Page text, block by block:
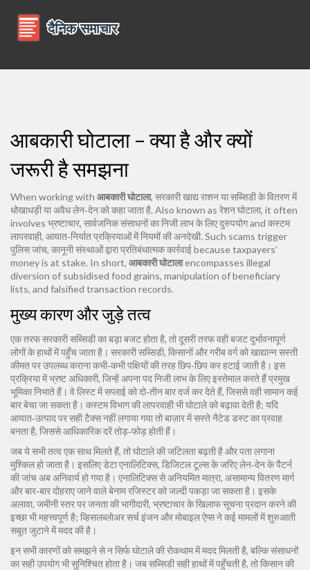
आबकारी घोटाला – क्या है और क्यों
जरूरी है समझना
When working with आबकारी घोटाला, सरकारी खाद्य राशन या सब्सिडी के वितरण में
धोखाधड़ी या अवैध लेन‑देन को कहा जाता है. Also known as रेशन घोटाला, it often
involves भ्रष्टाचार, सार्वजनिक संसाधनों का निजी लाभ के लिए दुरुपयोगand कस्टम
लापरवाही, आयात‑निर्यात प्रक्रियाओं में नियमों की अनदेखी. Such scams trigger
पुलिस जांच, कानूनी संस्थाओं द्वारा प्रतिबंधात्मक कार्रवाईbecause taxpayers’
money is at stake. In short, आबकारी घोटालाencompasses illegal
diversion of subsidised food grains, manipulation of beneficiary
lists, and falsified transaction records.
मुख्य कारण और जुड़े तत्व
एक तरफ सरकारी सब्सिडी का बड़ा बजट होता है, तो दूसरी तरफ वही बजट दुर्भावनापूर्ण
लोगों के हाथों में पहुँच जाता है। सरकारी सब्सिडी, किसानों और गरीब वर्ग को खाद्यान्न सस्ती
कीमत पर उपलब्ध करानाकभी‑कभी पक्षियों की तरह छिप‑छिप कर हटाई जाती है। इस
प्रक्रिया मेंभ्रष्ट अधिकारी, जिन्हें अपना पद निजी लाभ के लिए इस्तेमाल करते हैंप्रमुख
भूमिका निभाते हैं। वे लिस्ट में सप्लाई को दो‑तीन बार दर्ज कर देते हैं, जिससे वही सामान कई
बार बेचा जा सकता है। कस्टम विभाग की लापरवाही भी घोटाले को बढ़ावा देती है; यदि
आयात‑उत्पाद पर सही टैक्स नहीं लगाया गया तो बाज़ार में सस्ते नैटेड डस्ट का प्रवाह
बनता है, जिससे आधिकारिक दरें तोड़‑फोड़ होती हैं।
जब ये सभी तत्व एक साथ मिलते हैं, तो घोटाले की जटिलता बढ़ती है और पता लगाना
मुश्किल हो जाता है। इसलिएडेटा एनालिटिक्स, डिजिटल टूल्स के जरिए लेन‑देन के पैटर्न
की जांचअब अनिवार्य हो गया है। एनालिटिक्स से अनियमित मात्रा, असामान्य वितरण मार्ग
और बार‑बार दोहराए जाने वाले बेनाम रजिस्टर को जल्दी पकड़ा जा सकता है। इसके
अलावा, जमीनी स्तर परजनता की भागीदारी, भ्रष्टाचार के खिलाफ सूचना प्रदान करने की
इच्छाभी महत्त्वपूर्ण है; व्हिसलब्लोअर सर्च इंजन और मोबाइल ऐप्स ने कई मामलों में शुरुआती
सबूत जुटाने में मदद की है।
इन सभी कारणों को समझने से न सिर्फ घोटाले की रोकथाम में मदद मिलती है, बल्कि संसाधनों
का सही उपयोग भी सुनिश्चित होता है। जब सब्सिडी सही हाथों में पहुँचती है, तो किसान की